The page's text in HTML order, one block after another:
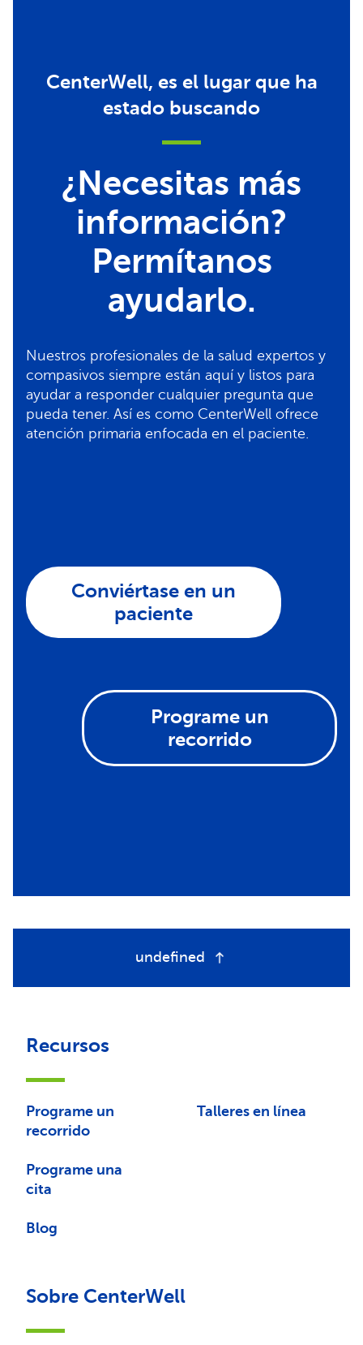
CenterWell, es el lugar que ha
estado buscando
¿Necesitas más
información?
Permítanos
ayudarlo.
Nuestros profesionales de la salud expertos y
compasivos siempre están aquí y listos para
ayudar a responder cualquier pregunta que
pueda tener. Así es como CenterWell ofrece
atención primaria enfocada en el paciente.
Conviértase en un
paciente
Programe un
recorrido
undefined
Recursos
Programe un
recorrido
Programe una
cita
Blog
Talleres en línea
Sobre CenterWell